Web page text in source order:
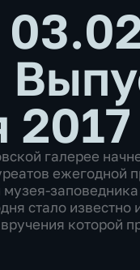
галерее
ежегодной
стало известно
которой